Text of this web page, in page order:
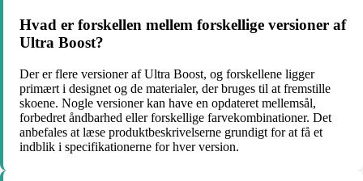
Hvad er forskellen mellem forskellige versioner af
Ultra Boost?
Der er flere versioner af Ultra Boost, og forskellene ligger
primært i designet og de materialer, der bruges til at fremstille
skoene. Nogle versioner kan have en opdateret mellemsål,
forbedret åndbarhed eller forskellige farvekombinationer. Det
anbefales at læse produktbeskrivelserne grundigt for at få et
indblik i specifikationerne for hver version.